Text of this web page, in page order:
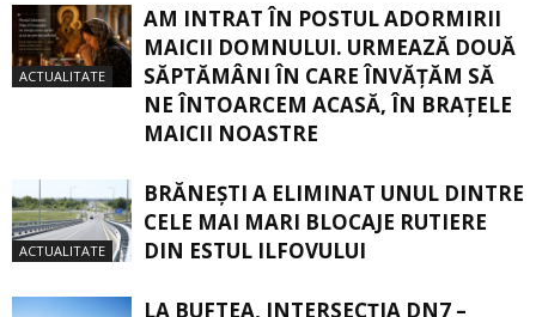
ACTUALITATE
AM INTRAT ÎN POSTUL ADORMIRII
MAICII DOMNULUI. URMEAZĂ DOUĂ
SĂPTĂMÂNI ÎN CARE ÎNVĂŢĂM SĂ
NE ÎNTOARCEM ACASĂ, ÎN BRAŢELE
MAICII NOASTRE
ACTUALITATE
BRĂNEȘTI A ELIMINAT UNUL DINTRE
CELE MAI MARI BLOCAJE RUTIERE
DIN ESTUL ILFOVULUI
LA BUFTEA, INTERSECŢIA DN7 –